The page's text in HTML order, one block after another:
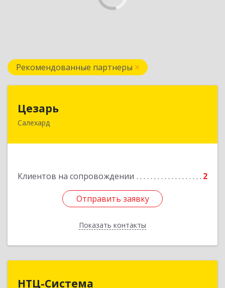
Рекомендованные партнеры
Цезарь
Салехард
Клиентов на сопровождении 2
Отправить заявку
Показать контакты
629008, Ямало-Ненецкий АО, Салехард г,
Отправить заявку
Назад
НТЦ-Система